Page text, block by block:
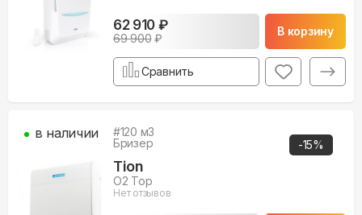
62 910 ₽
69 900₽
В корзину
Сравнить
-15%
#120 м3
Бризер
Tion
O2 Top
Нет отзывов
в наличии